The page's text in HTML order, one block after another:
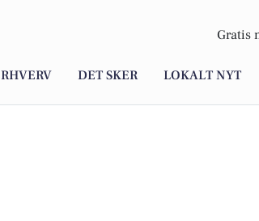
Gratis
DET SKER LOKALT NYT